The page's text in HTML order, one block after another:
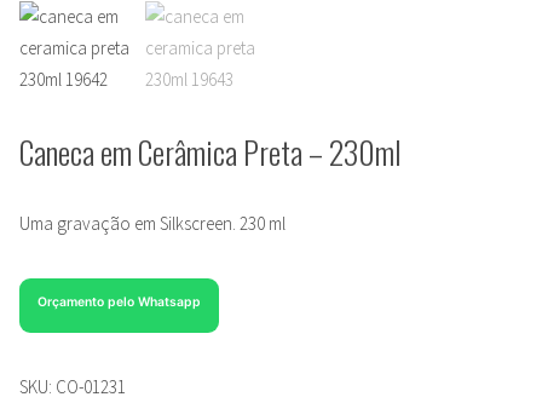
Caneca em Cerâmica Preta – 230ml
Uma gravação em Silkscreen. 230 ml
Orçamento pelo Whatsapp
SKU: CO-01231